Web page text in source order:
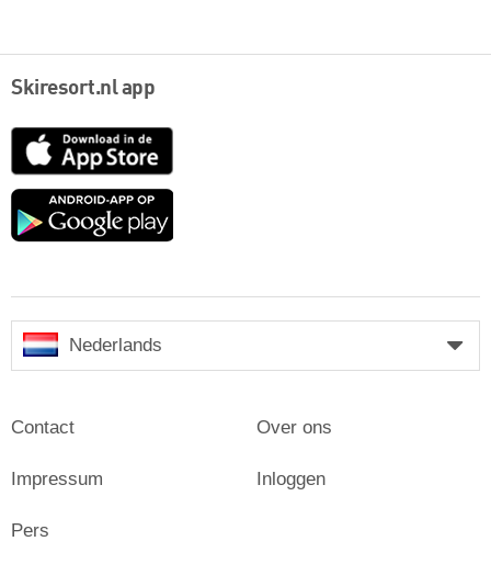
Skiresort.nl app
App
Google
Nederlands
Contact
Impressum
Pers
Over ons
Inloggen